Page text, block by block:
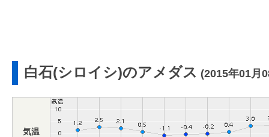
白石(シロイシ)のアメダス (2015年01月
気温